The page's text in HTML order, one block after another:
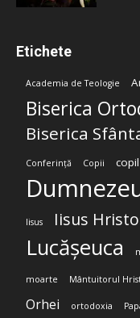
Etichete
Academia de Teologie
Biserica
Biserica
Conferință Copii copil
Iisus Iisus
Lucășeuca
moarte Mântuitorul
Orhei ortodoxia